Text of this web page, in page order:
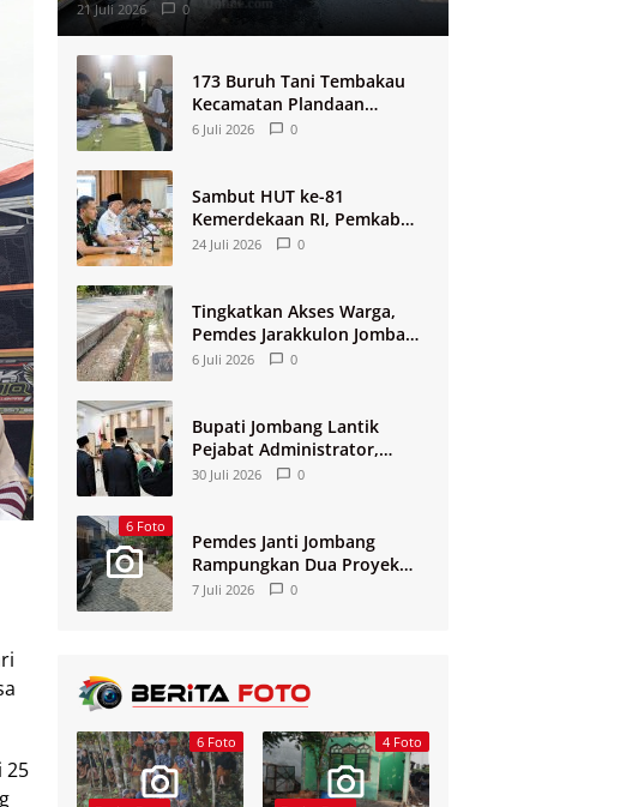
25
dan Aman di Tambakberas
21 Juli 2026 0
173 Buruh Tani Tembakau
Kecamatan Plandaan
Jombang Terima BLT
6 Juli 2026 0
Sambut HUT ke-81
Kemerdekaan RI, Pemkab
Jombang Matangkan
24 Juli 2026 0
Tingkatkan Akses Warga,
Pemdes Jarakkulon Jombang
Bangun Jalan Lingkungan
6 Juli 2026 0
Bupati Jombang Lantik
Pejabat Administrator,
Pengawas, dan Kepala
30 Juli 2026 0
6 Foto
Pemdes Janti Jombang
Rampungkan Dua Proyek
Jalan Lingkungan
7 Juli 2026 0
6 Foto 4 Foto